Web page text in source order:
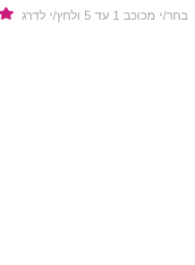
בחר/י מכוכב 1 עד 5 ולחץ/י לדרג